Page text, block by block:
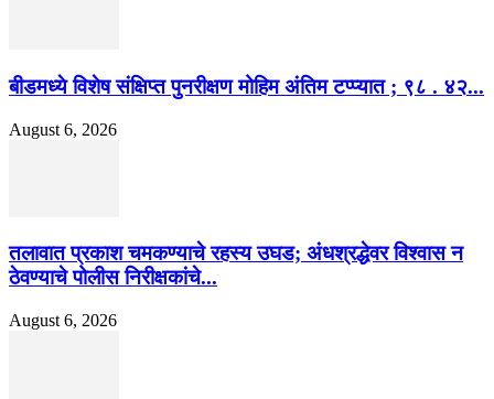
बीडमध्ये विशेष संक्षिप्त पुनरीक्षण मोहिम अंतिम टप्प्यात ; ९८ . ४२...
August 6, 2026
तलावात प्रकाश चमकण्याचे रहस्य उघड; अंधश्रद्धेवर विश्वास न
ठेवण्याचे पोलीस निरीक्षकांचे...
August 6, 2026